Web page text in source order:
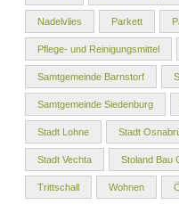
Nadelvlies Parkett
Pflege- und Reinigungsmittel
Samtgemeinde Barnstorf
Samtgemeinde Siedenburg
Stadt Lohne Stadt
Stadt Vechta Stoland Bau
Trittschall Wohnen